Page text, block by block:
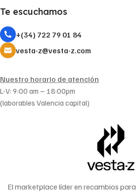
Te escuchamos
+(34) 722 79 01 84
vesta-z@vesta-z.com
Nuestro horario de atención
L-V: 9:00 am – 18:00pm
(laborables Valencia capital)
El marketplace líder en recambios para